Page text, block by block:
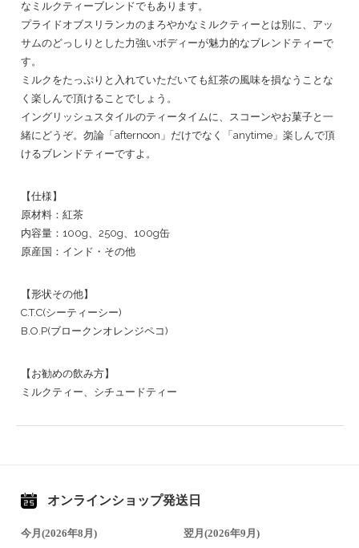
なミルクティーブレンドでもあります。
プライドオブスリランカのまろやかなミルクティーとは別に、アッ
サムのどっしりとした力強いボディーが魅力的なブレンドティーで
す。
ミルクをたっぷりと入れていただいても紅茶の風味を損なうことな
く楽しんで頂けることでしょう。
イングリッシュスタイルのティータイムに、スコーンやお菓子と一
緒にどうぞ。勿論「afternoon」だけでなく「anytime」楽しんで頂
けるブレンドティーですよ。
【仕様】
原材料：紅茶
内容量：100g、250g、100g缶
原産国：インド・その他
【形状その他】
C.T.C(シーティーシー)
B.O.P(ブロークンオレンジペコ)
【お勧めの飲み方】
ミルクティー、シチュードティー
オンラインショップ発送日
今月(2026年8月) 翌月(2026年9月)